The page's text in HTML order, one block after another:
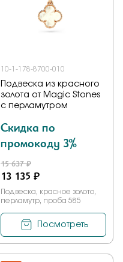
10-1-178-8700-010
Подвеска из красного
золота от Magic Stones
с перламутром
Скидка по
промокоду 3%
15 637 ₽
13 135 ₽
Подвеска, красное золото,
перламутр, проба 585
Посмотреть